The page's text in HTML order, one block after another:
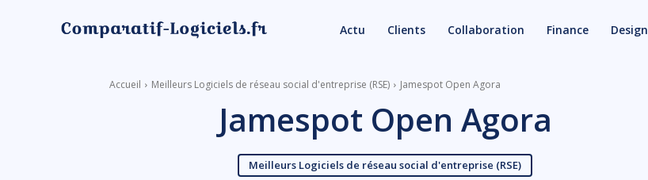
Actu Clients Collaboration Finance Design
Accueil Meilleurs Logiciels de réseau social d'entreprise (RSE) Jamespot Open Agora
Jamespot Open Agora
Meilleurs Logiciels de réseau social d'entreprise (RSE)